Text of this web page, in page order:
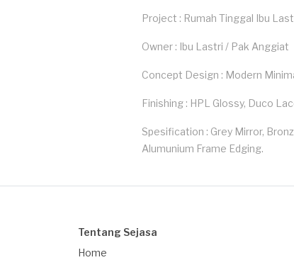
Project : Rumah Tinggal Ibu
Owner : Ibu Lastri / Pak Anggiat
Concept Design : Modern
Finishing : HPL Glossy, Duco
Spesification : Grey Mirror,
Alumunium Frame Edging.
Tentang Sejasa
Home